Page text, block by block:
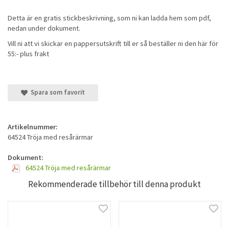
Detta är en gratis stickbeskrivning, som ni kan ladda hem som pdf,
nedan under dokument.
Vill ni att vi skickar en pappersutskrift till er så beställer ni den här för
55:- plus frakt
Spara som favorit
Artikelnummer:
64524 Tröja med resårärmar
Dokument:
64524 Tröja med resårärmar
Rekommenderade tillbehör till denna produkt